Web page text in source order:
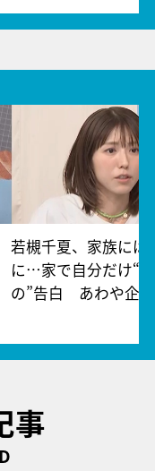
若槻千夏、家族には
に…家で自分だけ“
の”告白 あわや企…
事